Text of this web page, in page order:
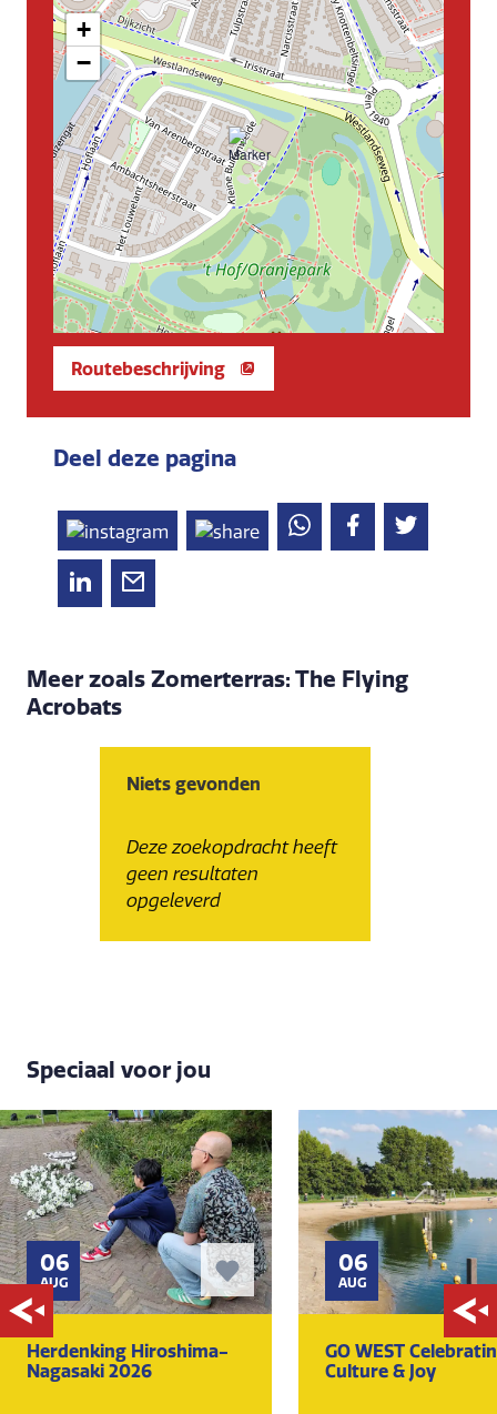
+
−
Routebeschrijving
Deel deze pagina
Meer zoals Zomerterras: The Flying
Acrobats
Niets gevonden
Deze zoekopdracht heeft
geen resultaten
opgeleverd
Speciaal voor jou
06
AUG
Herdenking Hiroshima-
Nagasaki 2026
06
AUG
GO WEST
Culture & Joy